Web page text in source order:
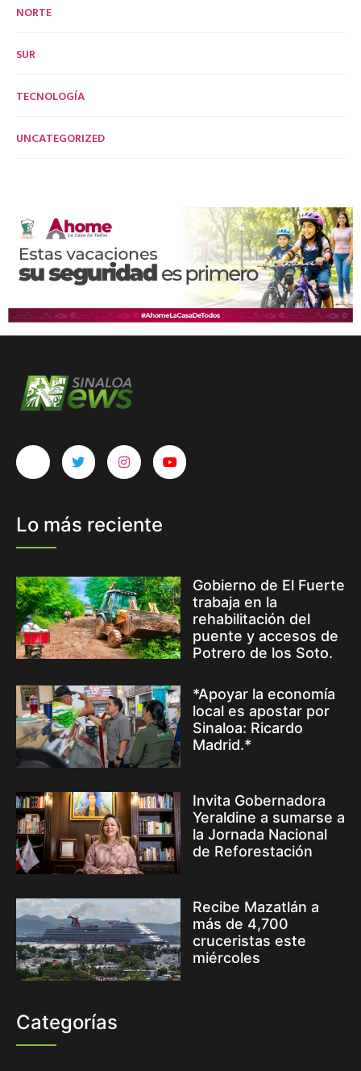
NORTE
SUR
TECNOLOGÍA
UNCATEGORIZED
Lo más reciente
Gobierno de El Fuerte
trabaja en la
rehabilitación del
puente y accesos de
Potrero de los Soto.
*Apoyar la economía
local es apostar por
Sinaloa: Ricardo
Madrid.*
Invita Gobernadora
Yeraldine a sumarse a
la Jornada Nacional
de Reforestación
Recibe Mazatlán a
más de 4,700
cruceristas este
miércoles
Categorías